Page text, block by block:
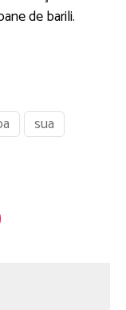
de barili.
sua